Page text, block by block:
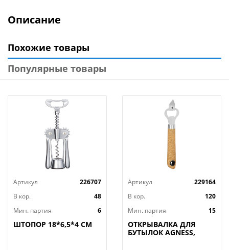
Описание
Похожие товары
Популярные товары
Артикул
226707
В кор.
48
Мин. партия
6
ШТОПОР 18*6,5*4 СМ
Артикул
229164
В кор.
120
Мин. партия
15
ОТКРЫВАЛКА ДЛЯ
БУТЫЛОК AGNESS,